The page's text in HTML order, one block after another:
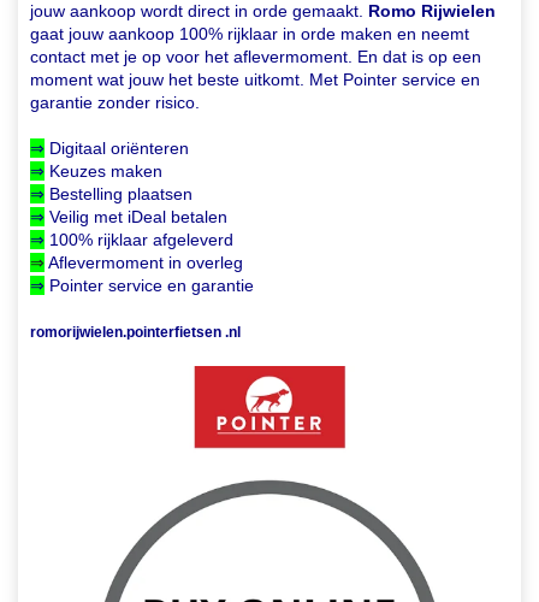
jouw aankoop wordt direct in orde gemaakt. Romo Rijwielen
gaat jouw aankoop 100% rijklaar in orde maken en neemt
contact met je op voor het aflevermoment. En dat is op een
moment wat jouw het beste uitkomt. Met Pointer service en
garantie zonder risico.
⇒ Digitaal oriënteren
⇒ Keuzes maken
⇒ Bestelling plaatsen
⇒ Veilig met iDeal betalen
⇒ 100% rijklaar afgeleverd
⇒ Aflevermoment in overleg
⇒ Pointer service en garantie
romorijwielen.pointerfietsen .nl